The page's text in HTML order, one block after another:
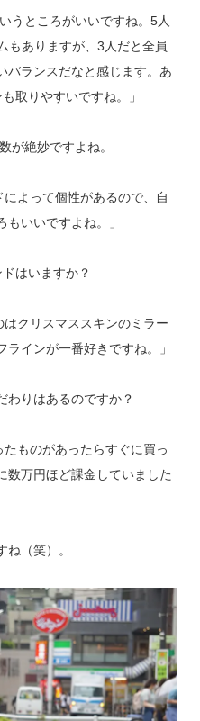
うところがいいですね。5人
もありますが、3人だと全員
バランスだなと感じます。あ
取りやすいですね。」
絶妙ですよね。
よって個性があるので、自
いいですよね。」
はいますか？
クリスマススキンのミラー
インが一番好きですね。」
りはあるのですか？
ものがあったらすぐに買っ
数万円ほど課金していました
（笑）。